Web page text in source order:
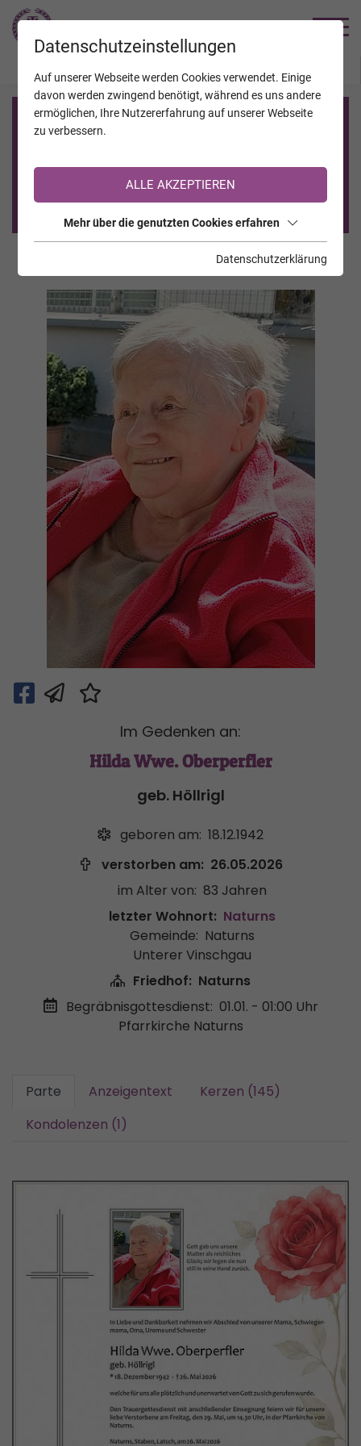
Registrierung auf TrauerHilfe.it
Sie sind noch nicht auf TrauerHilfe.it registriert?
>> zur kostenlosen Registrierung <<
Im Gedenken an:
Hilda Wwe. Oberperfler
geb. Höllrigl
geboren am: 18.12.1942
verstorben am: 26.05.2026
im Alter von: 83 Jahren
letzter Wohnort: Naturns
Gemeinde: Naturns
Unterer Vinschgau
Friedhof: Naturns
Begräbnisgottesdienst: 01.01. - 01:00 Uhr
Pfarrkirche Naturns
Parte Anzeigentext
Kerzen (145)
Kondolenzen (1)
Datenschutzeinstellungen
Auf unserer Webseite werden Cookies verwendet. Einige
davon werden zwingend benötigt, während es uns andere
ermöglichen, Ihre Nutzererfahrung auf unserer Webseite
zu verbessern.
ALLE AKZEPTIEREN
Mehr über die genutzten Cookies erfahren
Datenschutzerklärung
JAHRESTAGE KALENDER VERSTORBENE